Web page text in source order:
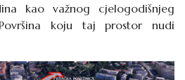
kao važnog cjelogodišnjeg
koju taj prostor nudi